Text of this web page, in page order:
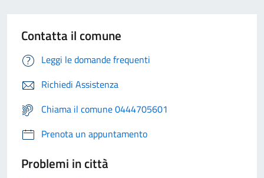
Contatta il comune
Leggi le domande frequenti
Richiedi Assistenza
Chiama il comune 0444705601
Prenota un appuntamento
Problemi in città